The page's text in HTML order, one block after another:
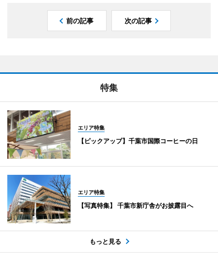
前の記事 次の記事
特集
エリア特集
【ピックアップ】千葉市国際コーヒーの日
エリア特集
【写真特集】 千葉市新庁舎がお披露目へ
もっと見る